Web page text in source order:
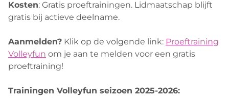
Kosten: Gratis proeftrainingen. Lidmaatschap blijft
gratis bij actieve deelname.
Aanmelden? Klik op de volgende link: Proeftraining
Volleyfun om je aan te melden voor een gratis
proeftraining!
Trainingen Volleyfun seizoen 2025-2026: